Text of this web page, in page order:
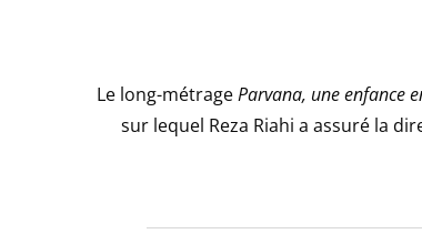
Le long-métrageParvana, une enfance
sur lequel Reza Riahi a assuré la